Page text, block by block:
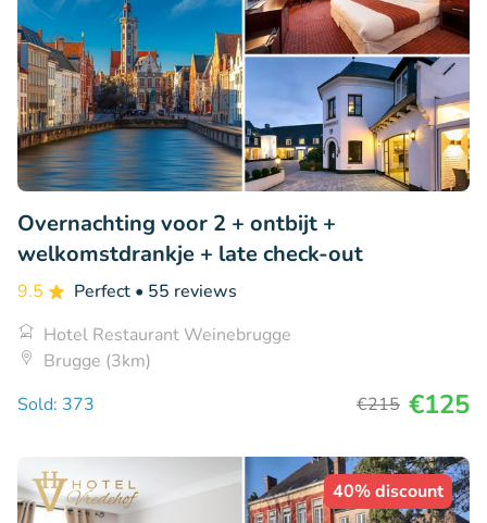
Overnachting voor 2 + ontbijt +
welkomstdrankje + late check-out
9.5 Perfect • 55 reviews
Hotel Restaurant Weinebrugge
Brugge (3km)
Sold: 373
€215 €125
40% discount